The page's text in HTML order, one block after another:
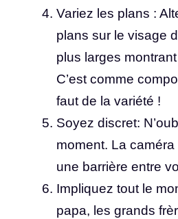
Variez les plans :
plans sur le visage
plus larges
C’est comme
faut de la variété !
Soyez discret:
moment. La
une barrière entre
Impliquez tout le
papa, les grands